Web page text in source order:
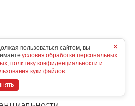
×
пользоваться сайтом, вы
условия обработки персональных
политику конфиденциальности и
куки файлов.